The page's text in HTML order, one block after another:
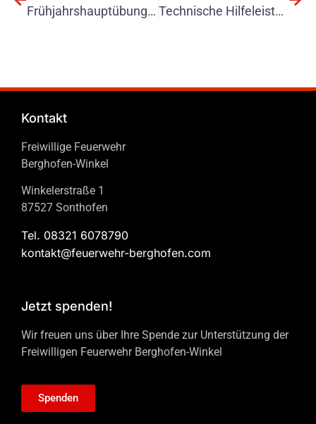
Frühjahrshauptübung 2023 Technische Hilfeleistung 16.06
Kontakt
Freiwillige Feuerwehr
Berghofen-Winkel
Winkelerstraße 1
87527 Sonthofen
Tel. 08321 6078790
kontakt@feuerwehr-berghofen.com
Jetzt spenden!
Wir freuen uns über Ihre Spende zur Unterstützung der
Freiwilligen Feuerwehr Berghofen-Winkel
Spenden